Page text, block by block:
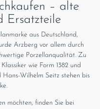
– alte
Ersatzteile
aus Deutschland,
Arzberg vor allem durch
Porzellanqualität. Zu
wie Form 1382 und
Wilhelm Seitz stehen bis
möchten, finden Sie bei